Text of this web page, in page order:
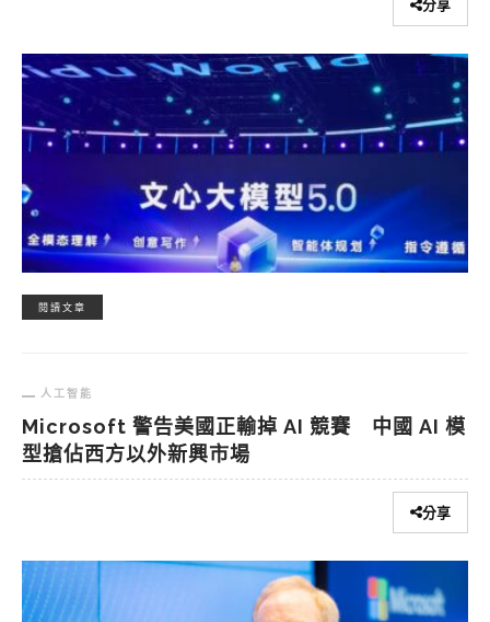
分享
閱讀文章
人工智能
Microsoft 警告美國正輸掉 AI 競賽 中國 AI 模
型搶佔西方以外新興市場
分享